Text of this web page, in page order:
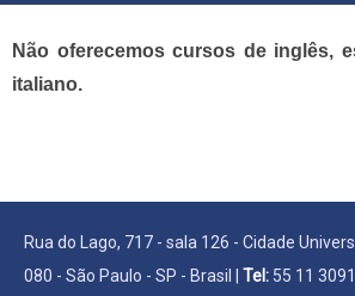
Não oferecemos cursos de inglês,
italiano.
Rua do Lago, 717 - sala 126 - Cidade
080 - São Paulo - SP - Brasil | Tel: 55 11